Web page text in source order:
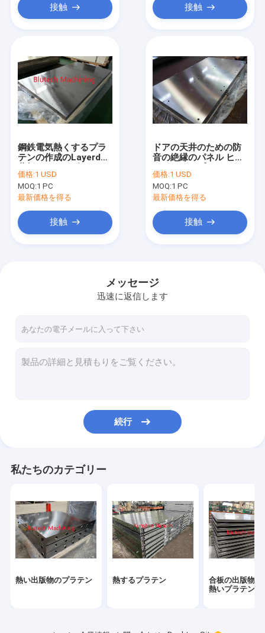
プロダクト
私達について
工場旅行
私達に連絡しなさい
引用を要求しなさい
熱い出版物のプラテン
合板の出版物のための熱いプラテン
金属のプラテン
アルミニウム プラテン
溶接されたCNCフレーム
接触 接触
鋼鉄電気熱くするプラ
テンの作成のLayerdの
価格:1 USD
MOQ:1 PC
最新価格を得る
接触
ドアの天井のための防
音の絶縁のパネル ヒー
価格:1 USD
MOQ:1 PC
最新価格を得る
接触
メッセージ
迅速に返信します
続行
私たちのカテゴリー
熱い出版物のプラテン 熱するプラテン
合板の出版物の
熱いプラテン